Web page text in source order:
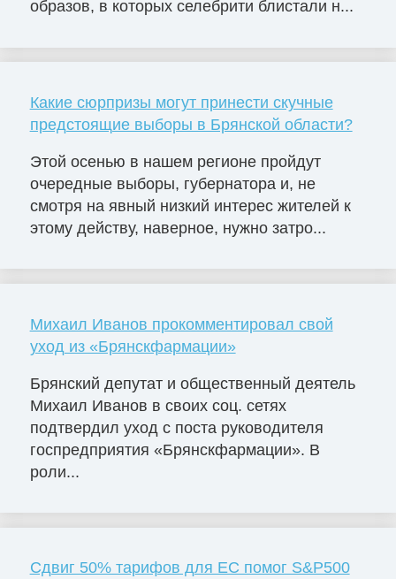
образов, в которых селебрити блистали н...
Какие сюрпризы могут принести скучные
предстоящие выборы в Брянской области?
Этой осенью в нашем регионе пройдут
очередные выборы, губернатора и, не
смотря на явный низкий интерес жителей к
этому действу, наверное, нужно затро...
Михаил Иванов прокомментировал свой
уход из «Брянскфармации»
Брянский депутат и общественный деятель
Михаил Иванов в своих соц. сетях
подтвердил уход с поста руководителя
госпредприятия «Брянскфармации». В
роли...
Сдвиг 50% тарифов для ЕС помог S&P500